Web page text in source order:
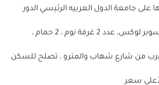
على جامعة الدول العربيه الرئيسي الدور
الرابع، المساحه 180 متر مربع ،سوبر لوكس، عدد 2 غرفة نوم ، 2 حمام ،
3 قطع ، بالقرب من شارع شهاب والمترو ، تصلح للسكن
سعر